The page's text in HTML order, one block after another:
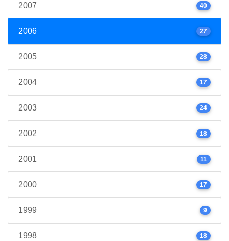
2007 40
2006 27
2005 28
2004 17
2003 24
2002 18
2001 11
2000 17
1999 9
1998 18